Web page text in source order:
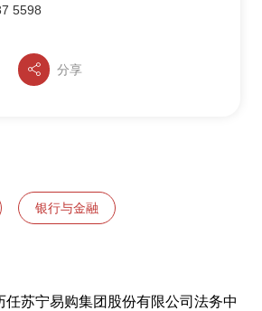
5598
分享
银行与金融
任苏宁易购集团股份有限公司法务中